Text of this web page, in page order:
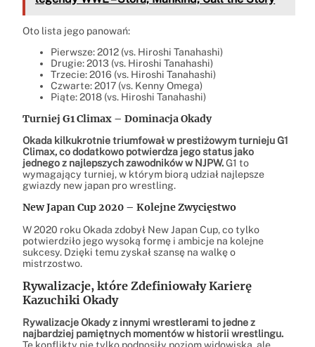
Oto lista jego panowań:
Pierwsze: 2012 (vs. Hiroshi Tanahashi)
Drugie: 2013 (vs. Hiroshi Tanahashi)
Trzecie: 2016 (vs. Hiroshi Tanahashi)
Czwarte: 2017 (vs. Kenny Omega)
Piąte: 2018 (vs. Hiroshi Tanahashi)
Turniej G1 Climax – Dominacja Okady
Okada kilkukrotnie triumfował w prestiżowym turnieju G1
Climax, co dodatkowo potwierdza jego status jako
jednego z najlepszych zawodników w NJPW.G1 to
wymagający turniej, w którym biorą udział najlepsze
gwiazdy new japan pro wrestling.
New Japan Cup 2020 – Kolejne Zwycięstwo
W 2020 roku Okada zdobył New Japan Cup, co tylko
potwierdziło jego wysoką formę i ambicje na kolejne
sukcesy. Dzięki temu zyskał szansę na walkę o
mistrzostwo.
Rywalizacje, które Zdefiniowały Karierę
Kazuchiki Okady
Rywalizacje Okady z innymi wrestlerami to jedne z
najbardziej pamiętnych momentów w historii wrestlingu.